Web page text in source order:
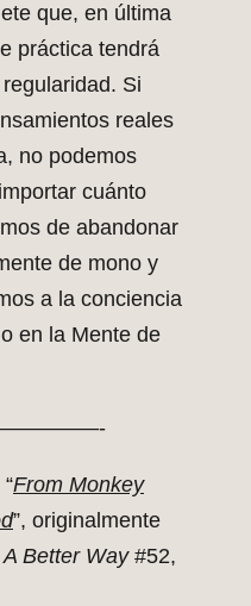
que, en última
práctica tendrá
Si
reales
no podemos
cuánto
de abandonar
de mono y
a la conciencia
en la Mente de
From Monkey
”, originalmente
A Better Way#52,